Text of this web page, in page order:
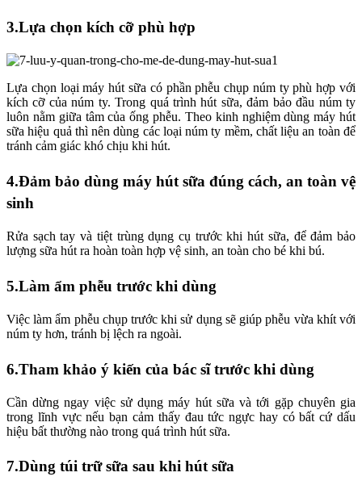
3.Lựa chọn kích cỡ phù hợp
Lựa chọn loại máy hút sữa có phần phễu chụp núm ty phù hợp với
kích cỡ của núm ty. Trong quá trình hút sữa, đảm bảo đầu núm ty
luôn nằm giữa tâm của ống phễu. Theo kinh nghiệm dùng máy hút
sữa hiệu quả thì nên dùng các loại núm ty mềm, chất liệu an toàn để
tránh cảm giác khó chịu khi hút.
4.Đảm bảo dùng máy hút sữa đúng cách, an toàn vệ
sinh
Rửa sạch tay và tiệt trùng dụng cụ trước khi hút sữa, để đảm bảo
lượng sữa hút ra hoàn toàn hợp vệ sinh, an toàn cho bé khi bú.
5.Làm ẩm phễu trước khi dùng
Việc làm ẩm phễu chụp trước khi sử dụng sẽ giúp phễu vừa khít với
núm ty hơn, tránh bị lệch ra ngoài.
6.Tham khảo ý kiến của bác sĩ trước khi dùng
Cần dừng ngay việc sử dụng máy hút sữa và tới gặp chuyên gia
trong lĩnh vực nếu bạn cảm thấy đau tức ngực hay có bất cứ dấu
hiệu bất thường nào trong quá trình hút sữa.
7.Dùng túi trữ sữa sau khi hút sữa